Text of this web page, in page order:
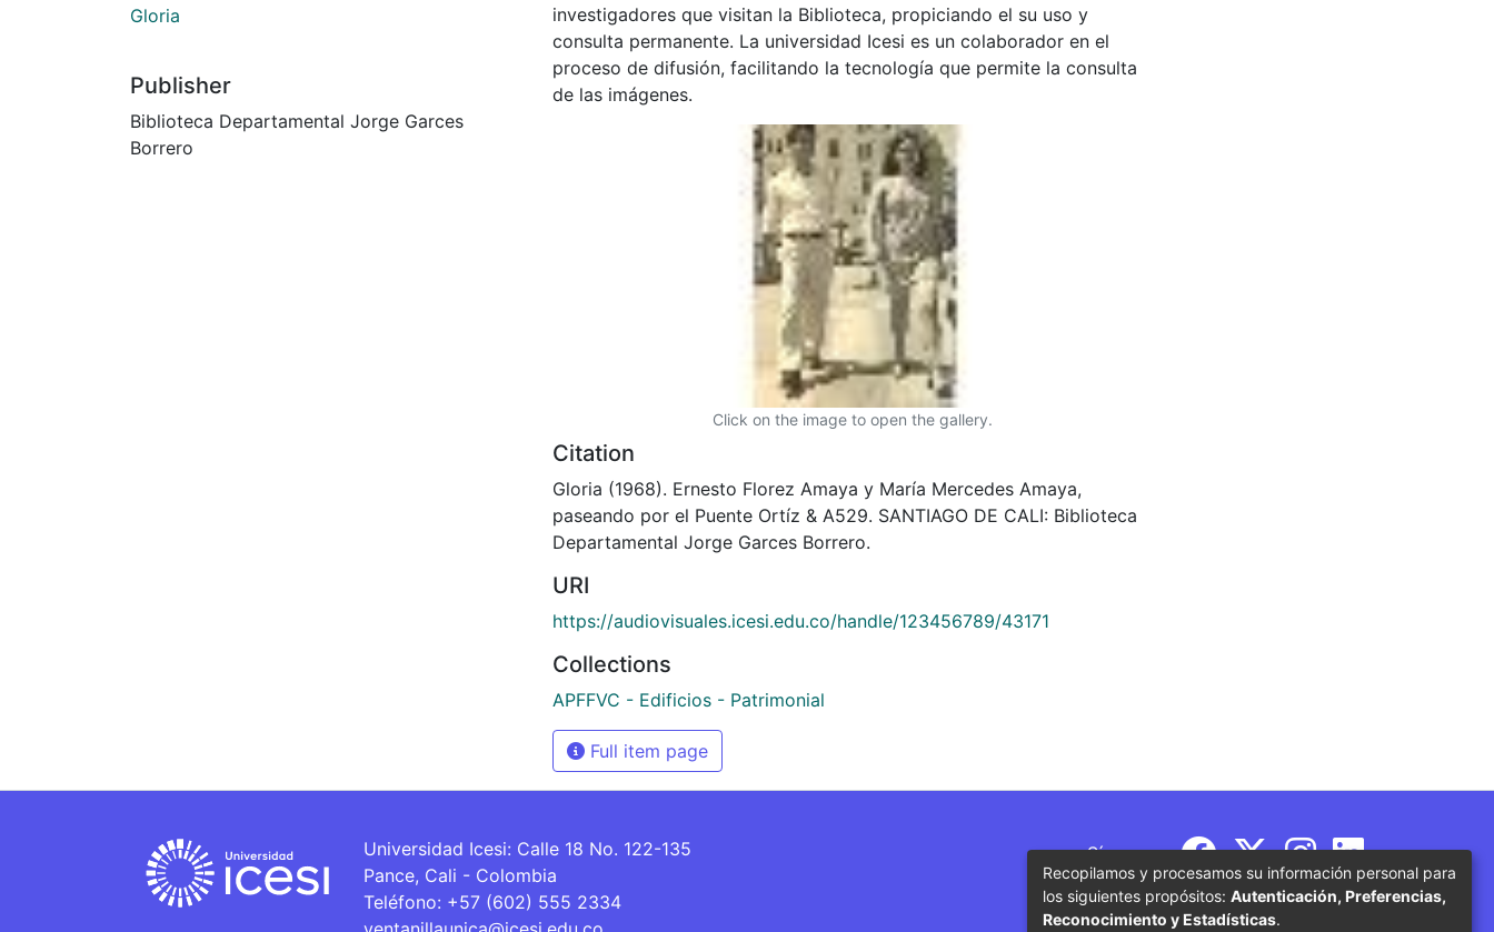
Gloria
Publisher
Biblioteca Departamental Jorge Garces
Borrero
investigadores que visitan la Biblioteca, propiciando el su uso y
consulta permanente. La universidad Icesi es un colaborador en el
proceso de difusión, facilitando la tecnología que permite la consulta
de las imágenes.
Click on the image to open the gallery.
Citation
Gloria (1968). Ernesto Florez Amaya y María Mercedes Amaya,
paseando por el Puente Ortíz & A529. SANTIAGO DE CALI: Biblioteca
Departamental Jorge Garces Borrero.
URI
https://audiovisuales.icesi.edu.co/handle/123456789/43171
Collections
APFFVC - Edificios - Patrimonial
Full item page
Universidad Icesi: Calle 18 No. 122-135
Pance, Cali - Colombia
Teléfono: +57 (602) 555 2334
Síguenos
Recopilamos y procesamos su información personal para
los siguientes propósitos: Autenticación, Preferencias,
Reconocimiento y Estadísticas.